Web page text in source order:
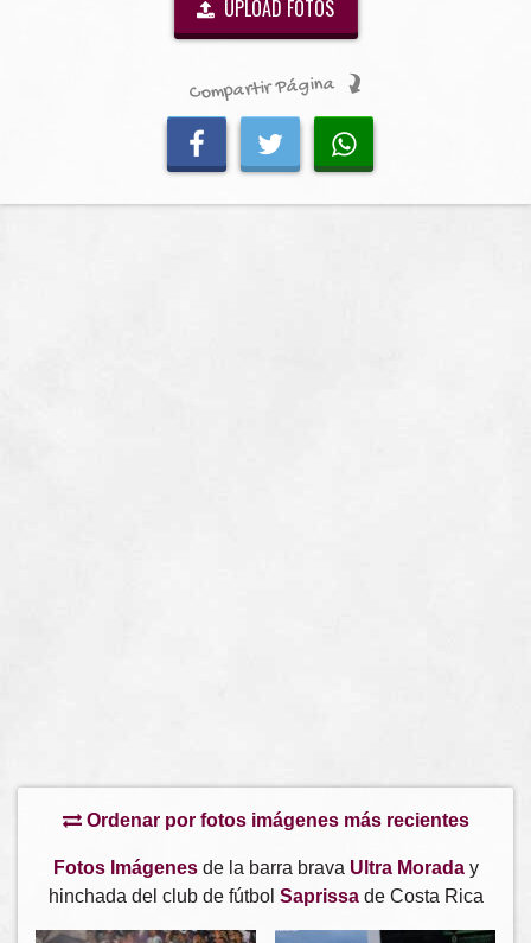
UPLOAD FOTOS
Compartir Página
Ordenar por fotos imágenes más recientes
Fotos Imágenesde la barra brava Ultra Moraday
hinchada del club de fútbol Saprissade Costa Rica